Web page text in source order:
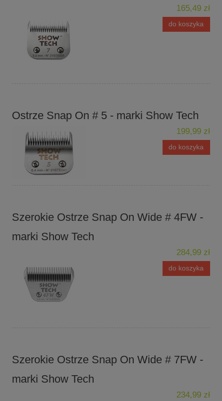
165,49 zł
do koszyka
Ostrze Snap On # 5 - marki Show Tech
199,99 zł
do koszyka
Szerokie Ostrze Snap On Wide # 4FW -
marki Show Tech
284,99 zł
do koszyka
Szerokie Ostrze Snap On Wide # 7FW -
marki Show Tech
234,99 zł